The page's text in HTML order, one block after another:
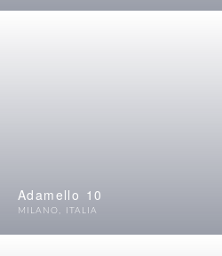
Adamello 10
MILANO , ITALIA